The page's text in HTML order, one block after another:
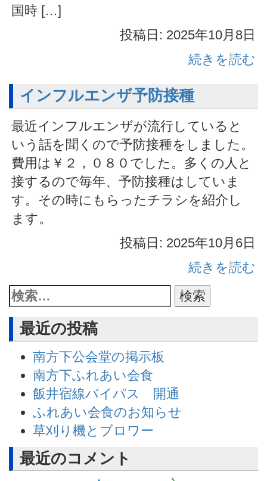
国時 […]
投稿日: 2025年10月8日
続きを読む
インフルエンザ予防接種
最近インフルエンザが流行していると
いう話を聞くので予防接種をしました。
費用は￥２，０８０でした。多くの人と
接するので毎年、予防接種はしていま
す。その時にもらったチラシを紹介し
ます。
投稿日: 2025年10月6日
続きを読む
最近の投稿
南方下公会堂の掲示板
南方下ふれあい会食
飯井宿線バイパス 開通
ふれあい会食のお知らせ
草刈り機とブロワー
最近のコメント